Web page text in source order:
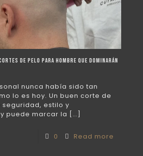
de pelo para hombre que dominarán
nunca había sido tan
lo es hoy. Un buen corte de
estilo y
puede marcar la […]
0 Read more